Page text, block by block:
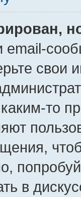
email-
свои
то
в